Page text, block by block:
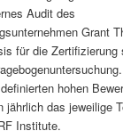
Audit des
Grant
für die Zertifizierung
hohen
jährlich das jeweilige
Institute.